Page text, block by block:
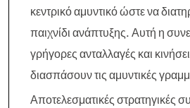
κεντρικό αμυντικό ώστε να
παιχνίδι ανάπτυξης. Αυτή η
γρήγορες ανταλλαγές και
διασπάσουν τις αμυντικές
Αποτελεσματικές στρατηγικές